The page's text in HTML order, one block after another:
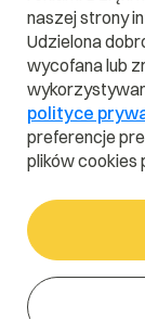
A B
J
K L
S
T
Home/
Prompt
naszej strony
Udzielona
wycofana lub
polityce
preferencje
plików cookies